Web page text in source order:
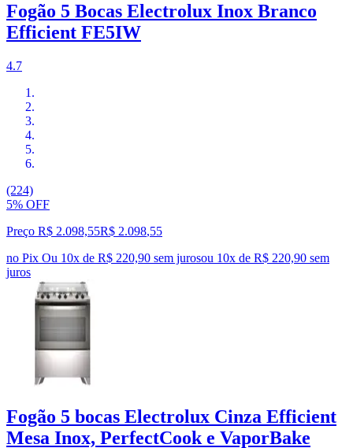
Fogão 5 Bocas Electrolux Inox Branco
Efficient FE5IW
4.7
(224)
5% OFF
Preço R$ 2.098,55R$ 2.098,55
no Pix Ou 10x de R$ 220,90 sem jurosou 10x de R$ 220,90 sem
juros
Fogão 5 bocas Electrolux Cinza Efficient
Mesa Inox, PerfectCook e VaporBake